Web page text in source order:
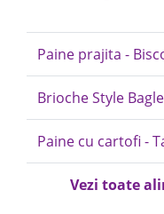
Paine prajita -
Brioche Style
Paine cu cartofi -
Vezi toate